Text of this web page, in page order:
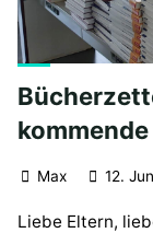
Max 12.
Liebe Eltern,